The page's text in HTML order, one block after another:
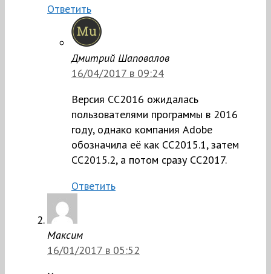
Ответить
Дмитрий Шаповалов
16/04/2017 в 09:24
Версия CC2016 ожидалась
пользователями программы в 2016
году, однако компания Adobe
обозначила её как СС2015.1, затем
СС2015.2, а потом сразу СС2017.
Ответить
Максим
16/01/2017 в 05:52